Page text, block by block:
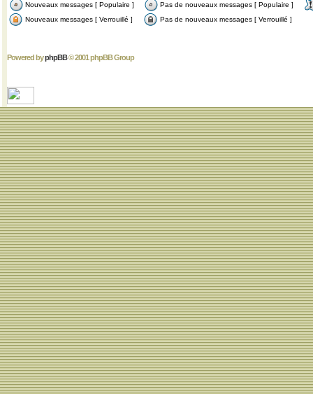
Nouveaux messages [ Populaire ]
Pas de nouveaux messages [ Populaire ]
Nouveaux messages [ Verrouillé ]
Pas de nouveaux messages [ Verrouillé ]
Powered byphpBB© 2001 phpBB Group